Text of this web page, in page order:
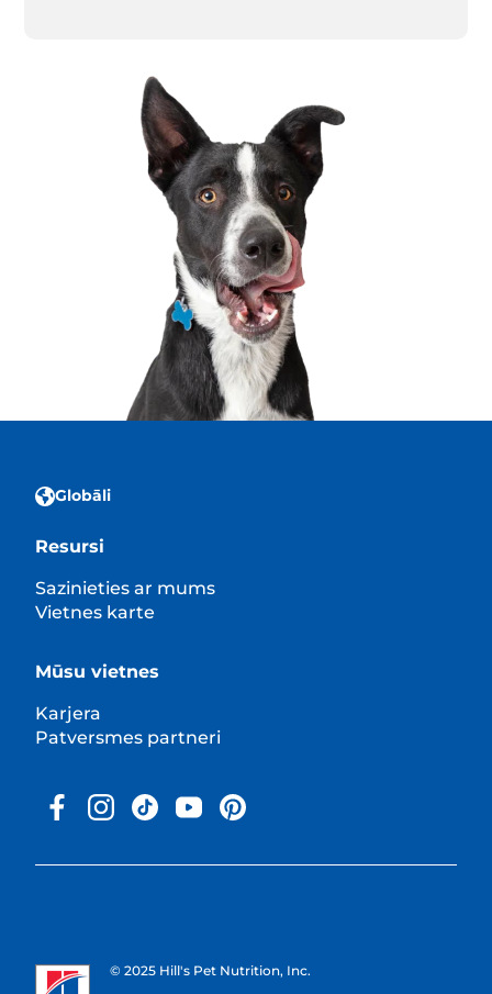
Globāli
Resursi
Sazinieties ar mums
Vietnes karte
Mūsu vietnes
Karjera
Patversmes partneri
© 2025 Hill's Pet Nutrition, Inc.